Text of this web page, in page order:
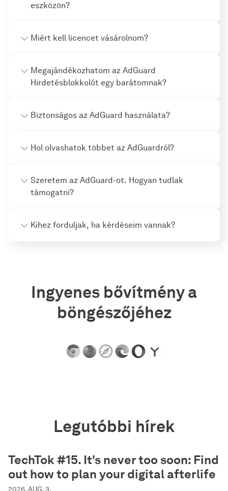
eszközön?
Miért kell licencet vásárolnom?
Megajándékozhatom az AdGuard
Hirdetésblokkolót egy barátomnak?
Biztonságos az AdGuard használata?
Hol olvashatok többet az AdGuardról?
Szeretem az AdGuard-ot. Hogyan tudlak
támogatni?
Kihez forduljak, ha kérdéseim vannak?
Ingyenes bővítmény a
böngészőjéhez
Legutóbbi hírek
TechTok #15. It's never too soon: Find
out how to plan your digital afterlife
2026. AUG. 3.